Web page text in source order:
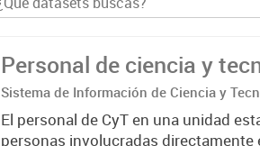
Personal de ciencia y
Sistema de Información de Ciencia y
El personal de CyT en una unidad
personas involucradas directamente